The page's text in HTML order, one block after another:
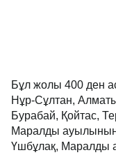
Бұл жолы 400 ден
Нұр-Сұлтан,
Бурабай, Қойтас,
Маралды
Үшбұлақ, Маралды